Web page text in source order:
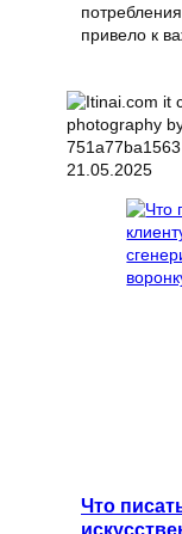
привело к
21.05.2025
Что